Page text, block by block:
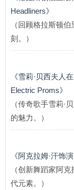
Headliners》
（回顾格拉斯顿
刻。）
《雪莉·贝西夫人
Electric Proms》
（传奇歌手雪莉·
的魅力。）
《阿克拉姆·汗饰
（创新舞蹈家阿
代元素。）